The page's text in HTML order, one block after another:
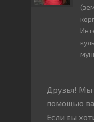
Друзья! Мы
помощью
Если вы